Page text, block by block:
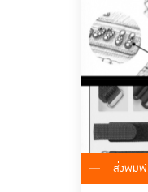
สิ่งพิมพ์